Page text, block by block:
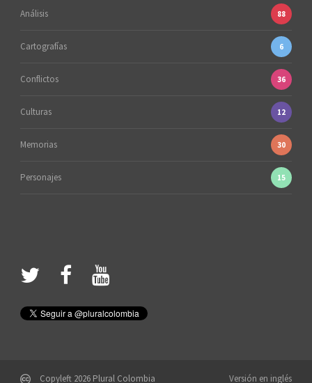
Análisis 88
Cartografías 6
Conflictos 36
Culturas 12
Memorias 30
Personajes 15
Copyleft 2026 Plural Colombia Versión en inglés